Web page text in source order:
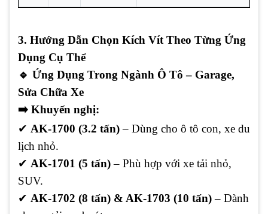
3. Hướng Dẫn Chọn Kích Vít Theo Từng Ứng
Dụng Cụ Thể
🔹 Ứng Dụng Trong Ngành Ô Tô – Garage,
Sửa Chữa Xe
➡️ Khuyến nghị:
✔ AK-1700 (3.2 tấn)– Dùng cho ô tô con, xe du
lịch nhỏ.
✔ AK-1701 (5 tấn)– Phù hợp với xe tải nhỏ,
SUV.
✔ AK-1702 (8 tấn) & AK-1703 (10 tấn)– Dành